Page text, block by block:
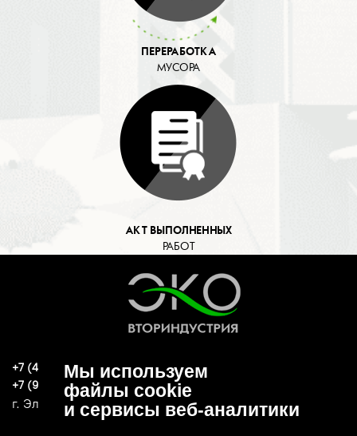
Мы используем
файлы cookie
и сервисы веб-аналитики
ПЕРЕРАБОТКА
МУСОРА
АКТ ВЫПОЛНЕННЫХ
РАБОТ
г. Электросталь, ул. Спортивная, д. 47А
ekoind93@yandex.ru
+7 (496) 570-37-15
+7 (919) 776-04-79